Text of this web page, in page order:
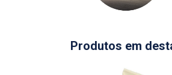
Produtos em